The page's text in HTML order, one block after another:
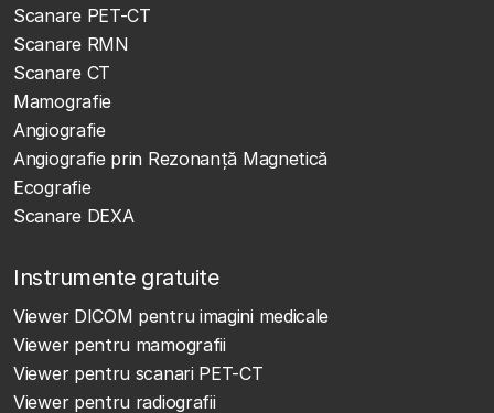
Scanare PET-CT
Scanare RMN
Scanare CT
Mamografie
Angiografie
Angiografie prin Rezonanță Magnetică
Ecografie
Scanare DEXA
Instrumente gratuite
Viewer DICOM pentru imagini medicale
Viewer pentru mamografii
Viewer pentru scanari PET-CT
Viewer pentru radiografii